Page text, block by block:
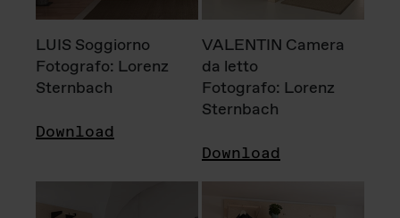
LUIS Soggiorno
Fotografo: Lorenz
Sternbach
Download
VALENTIN Camera
da letto
Fotografo: Lorenz
Sternbach
Download